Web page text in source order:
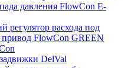
давления FlowСon E-
регулятор расхода под
привод FlowСon GREEN
DelVal